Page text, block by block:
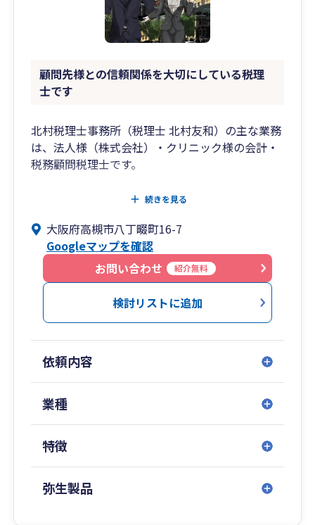
顧問先様との信頼関係を大切にしている税理
士です
北村税理士事務所（税理士 北村友和）の主な業務
は、法人様（株式会社）・クリニック様の会計・
税務顧問税理士です。
●東京・大阪・京都・名古屋・滋賀の顧問先様の
●会社の経理、決算・節税対策、決算書・申告書
の作成、経営上のアドバイスを行います。
●弥生会計による自計化支援を行います。
●顧問先様との信頼関係を最も大切にし、月次監
査を基本としてご相談をお伺いし、分かりやすく
確かなアドバイスを申し上げて参ります。
●金融機関からの資金調達のための経営計画書の
策定等も一緒に行って参ります。
●経営コンサルティング・研修等もご依頼頂けま
（相続税・贈与税・譲渡所得税）の業務も行って
おります。
●顧問税理士がいらっしゃる場合でもセカンドオ
続きを見る
大阪府高槻市八丁畷町16-7
Googleマップを確認
お問い合わせ
紹介無料
検討リストに追加
依頼内容
業種
特徴
弥生製品